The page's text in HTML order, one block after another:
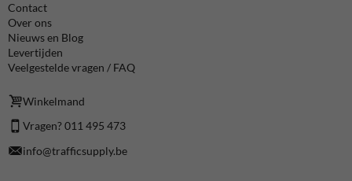
Contact
Over ons
Nieuws en Blog
Levertijden
Veelgestelde vragen / FAQ
Winkelmand
Vragen? 011 495 473
info@trafficsupply.be